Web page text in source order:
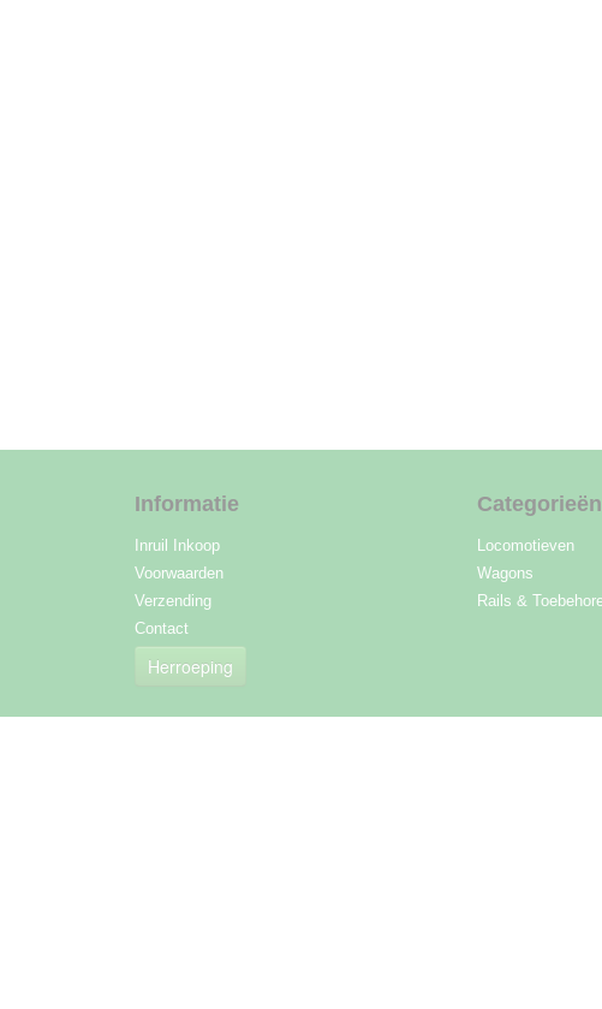
Informatie
Inruil Inkoop
Voorwaarden
Verzending
Contact
Herroeping
Categorieën
Locomotieven
Wagons
Rails &